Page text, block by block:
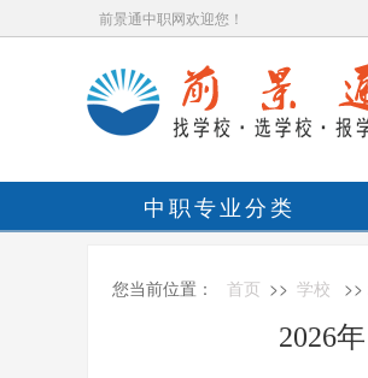
前景通中职网欢迎您！
中职专业分类
您当前位置： 首页 >> 学校
2026